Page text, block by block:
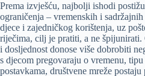
Prema izvješću, najbolji ishodi
ograničenja – vremenskih i
djece i zajedničkog korištenja, uz
riječima, cilj je pratiti, a ne
i dosljednost donose više dobrobiti
s djecom pregovaraju o vremenu,
postavkama, društvene mreže